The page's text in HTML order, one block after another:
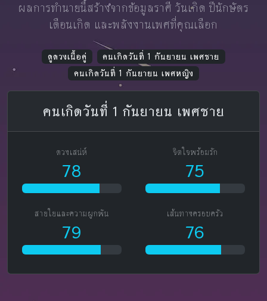
ผลการทำนายนี้สร้างจากข้อมูลราศี วันเกิด ปีนักษัตร
เดือนเกิด และพลังงานเพศที่คุณเลือก
ดูดวงเนื้อคู่
คนเกิดวันที่ 1 กันยายน เพศชาย
คนเกิดวันที่ 1 กันยายน เพศหญิง
คนเกิดวันที่ 1 กันยายน เพศชาย
ดวงเสน่ห์
78
จิตใจพร้อมรัก
75
สายใยและความผูกพัน
79
เส้นทางครอบครัว
76